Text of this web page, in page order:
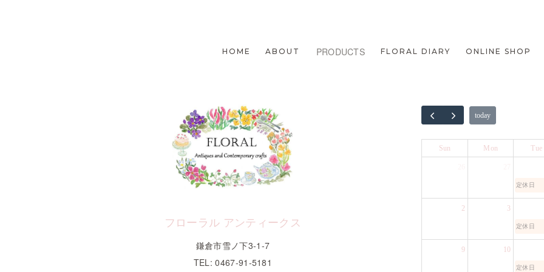
HOME ABOUT PRODUCTS FLORAL DIARY ONLINE SHOP
フローラル アンティークス
鎌倉市雪ノ下3-1-7
TEL: 0467-91-5181
today
Sun Mon Tue
定休日
2 3
定休日
9 10
定休日